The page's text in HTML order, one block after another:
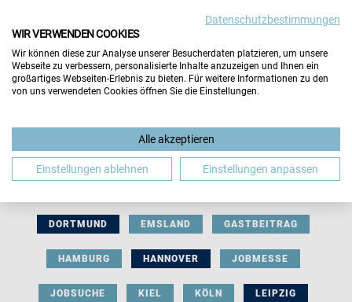
BERUFLICHE ORIENTIERUNG BEWERBUNG
DORTMUND EMSLAND GASTBEITRAG
HAMBURG HANNOVER JOBMESSE
JOBSUCHE KIEL KÖLN LEIPZIG
Datenschutzbestimmungen
WIR VERWENDEN COOKIES
Wir können diese zur Analyse unserer Besucherdaten platzieren, um unsere
Webseite zu verbessern, personalisierte Inhalte anzuzeigen und Ihnen ein
großartiges Webseiten-Erlebnis zu bieten. Für weitere Informationen zu den
von uns verwendeten Cookies öffnen Sie die Einstellungen.
Alle akzeptieren
Einstellungen ablehnen Einstellungen anpassen